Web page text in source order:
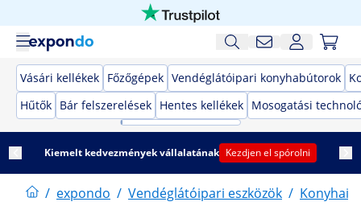
Vásári kellékek Főzőgépek Vendéglátóipari konyhabútorok
Hűtők Bár felszerelések Hentes kellékek Mosogatási
Kiemelt kedvezmények vállalatának Kezdjen el spórolni
/ expondo / Vendéglátóipari eszközök / Konyhai